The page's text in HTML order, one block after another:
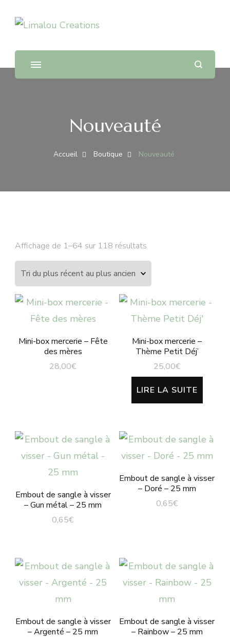
Limalou Creations
Nouveauté
Accueil Boutique Nouveauté
Affichage de 1–64 sur 118 résultats
du
récent
au
plus
Mini-box mercerie – Fête
des mères
28,00€
Mini-box mercerie –
Thème Petit Déj’
25,00€
LIRE LA SUITE
Embout de sangle à visser
– Gun métal – 25 mm
0,65€
Embout de sangle à visser
– Doré – 25 mm
0,65€
Embout de sangle à visser
– Argenté – 25 mm
Embout de sangle à visser
– Rainbow – 25 mm